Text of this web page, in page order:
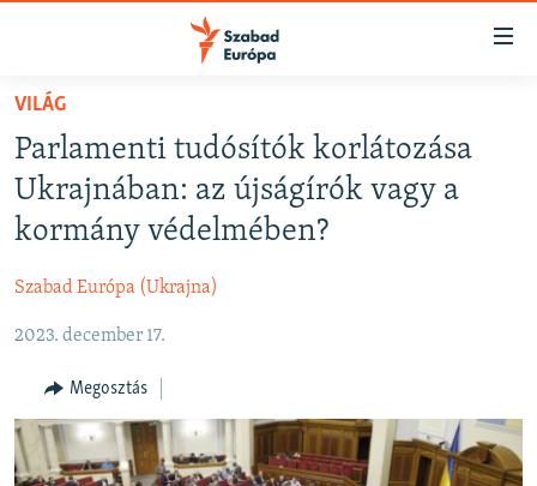
Akadálymentes
Ugrás
fő
oldalra
Ugrás
tartalomjegyzékre
NAPIRENDEN
AKTUÁLIS
PODCASTOK
ELEMZŐ
NER15
SZABADON
TÁRSADALOM
DEMOKRÁCIA
VILÁG
Parlamenti tudósítók korlátozása
Ukrajnában: az újságírók vagy a
kormány védelmében?
Szabad Európa (Ukrajna)
2023. december 17.
Megosztás
FELIRATKOZÁS
Spotify